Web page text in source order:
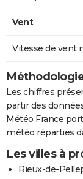
Vent
Vitesse de vent
Les chiffres
partir des
Météo France
météo réparties
Les villes à
Rieux-de-